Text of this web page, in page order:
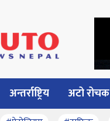
अन्तर्राष्ट्रिय अटो रोचक